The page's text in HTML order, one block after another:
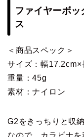
ファイヤーボ
ス
＜商品スペック＞
サイズ：幅17.2cm×
重量：45g
素材：ナイロン
G2をきっちりと収